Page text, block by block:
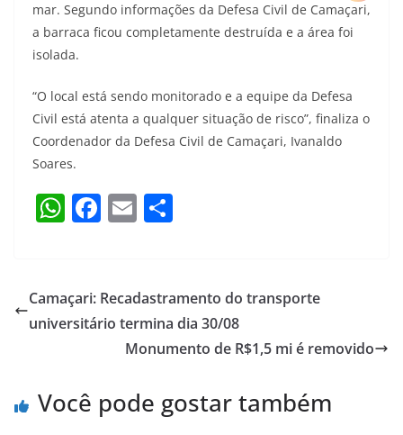
mar. Segundo informações da Defesa Civil de Camaçari,
a barraca ficou completamente destruída e a área foi
isolada.
“O local está sendo monitorado e a equipe da Defesa
Civil está atenta a qualquer situação de risco”, finaliza o
Coordenador da Defesa Civil de Camaçari, Ivanaldo
Soares.
W
s
A
F
e
b
k
E
l e
Camaçari: Recadastramento do transporte
universitário termina dia 30/08
Monumento de R$1,5 mi é removido
Você pode gostar também